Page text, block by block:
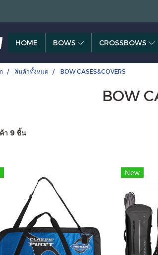
HOME BOWS CROSSBOWS
สินค้าทั้งหมด BOW CASES&COVERS
BOW
า 9 ชิ้น
New